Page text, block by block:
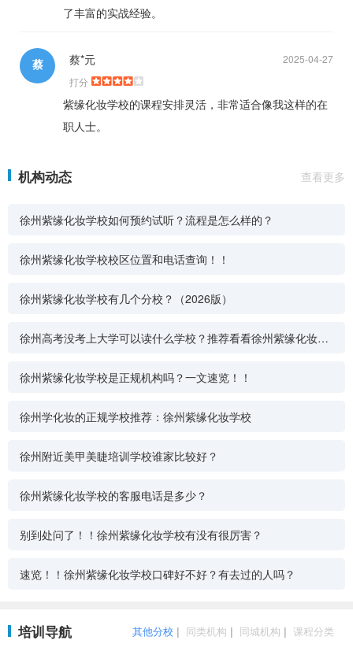
了丰富的实战经验。
蔡 2025-04-27
蔡*元
打分
紫缘化妆学校的课程安排灵活，非常适合像我这样的在
职人士。
机构动态 查看更多
徐州紫缘化妆学校如何预约试听？流程是怎么样的？
徐州紫缘化妆学校校区位置和电话查询！！
徐州紫缘化妆学校有几个分校？（2026版）
徐州高考没考上大学可以读什么学校？推荐看看徐州紫缘化妆学
徐州紫缘化妆学校是正规机构吗？一文速览！！
徐州学化妆的正规学校推荐：徐州紫缘化妆学校
徐州附近美甲美睫培训学校谁家比较好？
徐州紫缘化妆学校的客服电话是多少？
别到处问了！！徐州紫缘化妆学校有没有很厉害？
速览！！徐州紫缘化妆学校口碑好不好？有去过的人吗？
其他分校 | 同类机构 | 同城机构 | 课程分类
培训导航